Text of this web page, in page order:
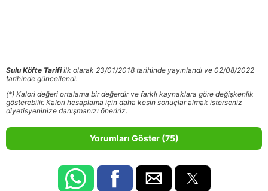
Sulu Köfte Tarifiilk olarak 23/01/2018 tarihinde yayınlandı ve 02/08/2022
tarihinde güncellendi.
(*) Kalori değeri ortalama bir değerdir ve farklı kaynaklara göre değişkenlik
gösterebilir. Kalori hesaplama için daha kesin sonuçlar almak isterseniz
diyetisyeninize danışmanızı öneririz.
Yorumları Göster (75)